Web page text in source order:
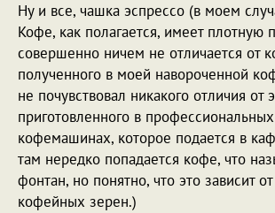
Ну и все, чашка эспрессо (в моем
Кофе, как полагается, имеет плотную
совершенно ничем не отличается от
полученного в моей навороченной
не почувствовал никакого отличия от
приготовленного в
кофемашинах, которое подается в
там нередко попадается кофе, что
фонтан, но понятно, что это зависит
кофейных зерен.)